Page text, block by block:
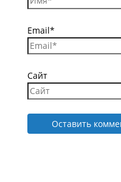
Email*
Сайт